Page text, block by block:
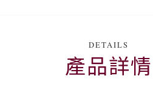
DETAILS
產品詳情